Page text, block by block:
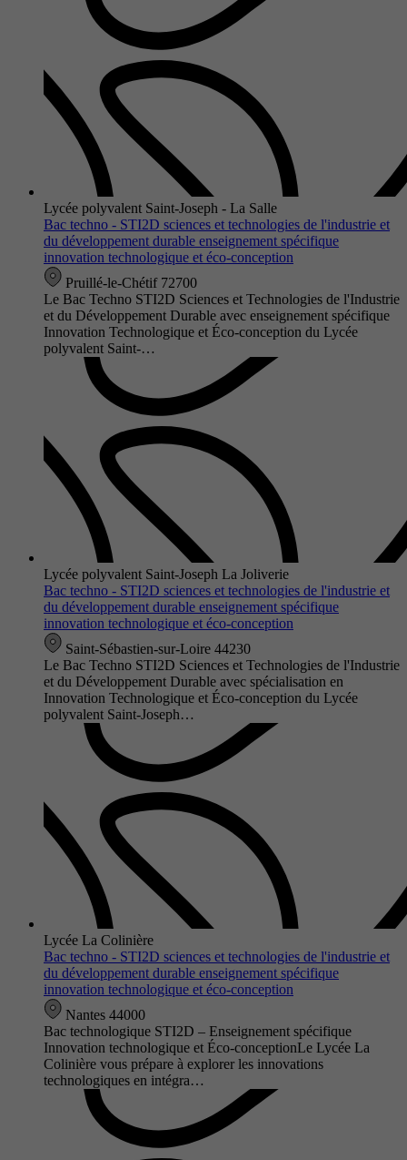
Lycée polyvalent Saint-Joseph - La Salle
Bac techno - STI2D sciences et technologies de l'industrie et
du développement durable enseignement spécifique
innovation technologique et éco-conception
Pruillé-le-Chétif 72700
Le Bac Techno STI2D Sciences et Technologies de l'Industrie
et du Développement Durable avec enseignement spécifique
Innovation Technologique et Éco-conception du Lycée
polyvalent Saint-…
Lycée polyvalent Saint-Joseph La Joliverie
Bac techno - STI2D sciences et technologies de l'industrie et
du développement durable enseignement spécifique
innovation technologique et éco-conception
Saint-Sébastien-sur-Loire 44230
Le Bac Techno STI2D Sciences et Technologies de l'Industrie
et du Développement Durable avec spécialisation en
Innovation Technologique et Éco-conception du Lycée
polyvalent Saint-Joseph…
Lycée La Colinière
Bac techno - STI2D sciences et technologies de l'industrie et
du développement durable enseignement spécifique
innovation technologique et éco-conception
Nantes 44000
Bac technologique STI2D – Enseignement spécifique
Innovation technologique et Éco-conceptionLe Lycée La
Colinière vous prépare à explorer les innovations
technologiques en intégra…